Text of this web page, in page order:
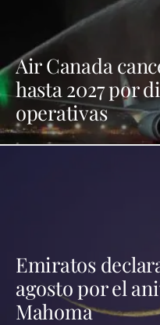
Air Canada
hasta 2027 por
operativas
Emiratos
agosto por el
Mahoma